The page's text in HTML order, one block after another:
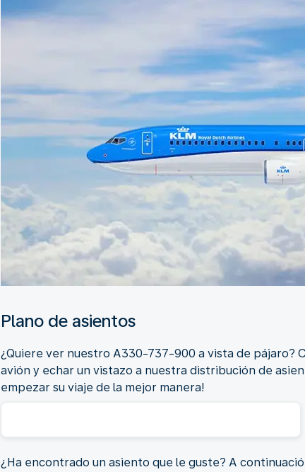
Plano de asientos
¿Quiere ver nuestro A330-737-900 a vista de
avión y echar un vistazo a nuestra distribución de
empezar su viaje de la mejor manera!
¿Ha encontrado un asiento que le guste? A